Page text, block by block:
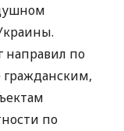
направил по
по